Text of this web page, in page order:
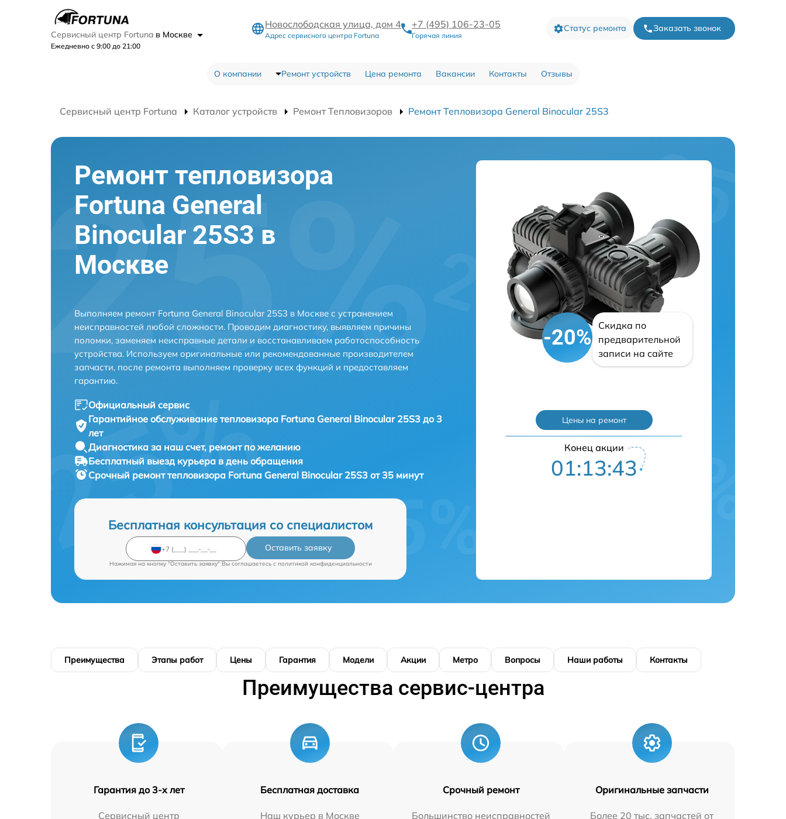
Сервисный центр Fortuna в Москве
Ежедневно с 9:00 до 21:00
Новослободская улица, дом 4
Адрес сервисного центра Fortuna
+7 (495) 106-23-05
Горячая линия
Статус ремонта Заказать звонок
О компании Ремонт устройств Цена ремонта Вакансии Контакты Отзывы
Сервисный центр Fortuna Каталог устройств Ремонт Тепловизоров Ремонт Тепловизора General Binocular 25S3
Ремонт тепловизора
Fortuna General
Binocular 25S3 в
Москве
Выполняем ремонт Fortuna General Binocular 25S3 в Москве с устранением
неисправностей любой сложности. Проводим диагностику, выявляем причины
поломки, заменяем неисправные детали и восстанавливаем работоспособность
устройства. Используем оригинальные или рекомендованные производителем
запчасти, после ремонта выполняем проверку всех функций и предоставляем
гарантию.
Официальный сервис
Гарантийное обслуживание тепловизора Fortuna General Binocular 25S3 до 3
лет
Диагностика за наш счет, ремонт по желанию
Бесплатный выезд курьера в день обращения
Срочный ремонттепловизора Fortuna General Binocular 25S3 от 35 минут
Бесплатная консультация со специалистом
Оставить заявку
Нажимая на кнопку "Оставить заявку" Вы соглашаетесь c политикой конфиденциальности
-20%
Скидка по
предварительной
записи на сайте
Цены на ремонт
Конец акции
01:13:42
Преимущества Этапы работ Цены Гарантия Модели Акции Метро Вопросы Наши работы Контакты
Преимущества сервис-центра
Гарантия до 3-х лет
Сервисный центр
Бесплатная доставка
Наш курьер в Москве
Срочный ремонт
Большинство неисправностей
Оригинальные запчасти
Более 20 тыс. запчастей от